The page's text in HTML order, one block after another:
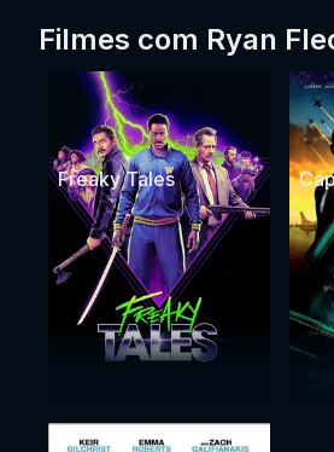
Filmes com Ryan
Freaky Tales